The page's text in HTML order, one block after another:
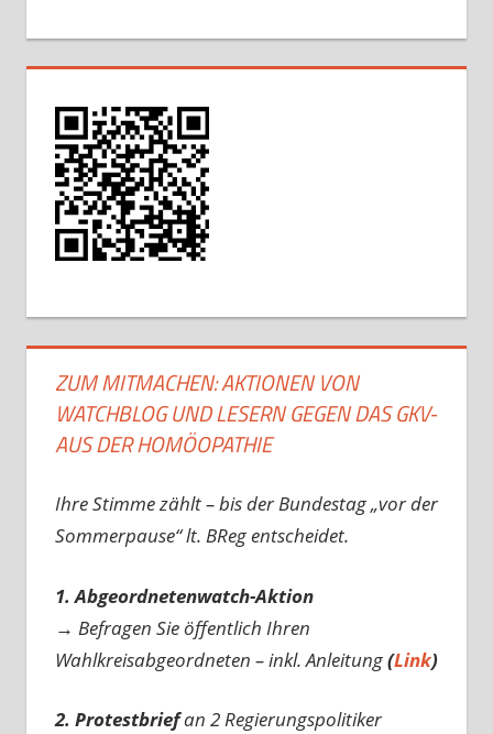
ZUM MITMACHEN: AKTIONEN VON
WATCHBLOG UND LESERN GEGEN DAS GKV-
AUS DER HOMÖOPATHIE
Ihre Stimme zählt – bis der Bundestag „vor der
Sommerpause“ lt. BReg entscheidet.
1. Abgeordnetenwatch-Aktion
→ Befragen Sie öffentlich Ihren
Wahlkreisabgeordneten – inkl. Anleitung(Link)
2. Protestbriefan 2 Regierungspolitiker